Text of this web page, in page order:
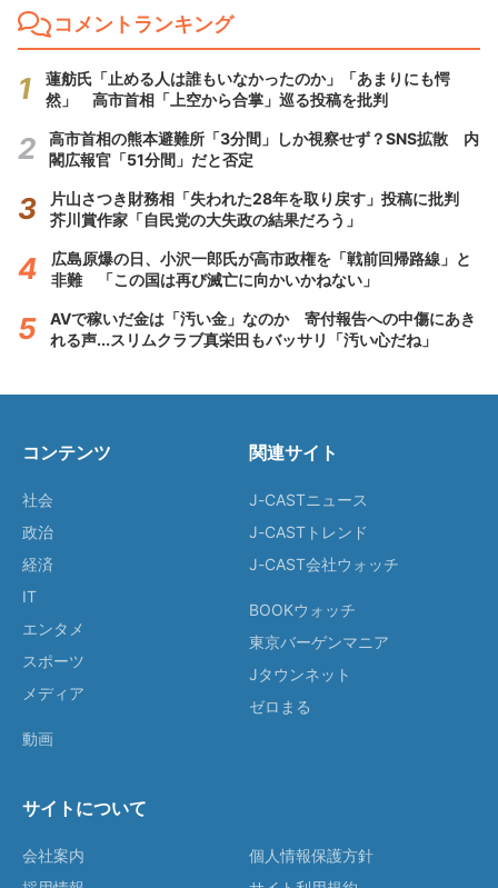
コメントランキング
蓮舫氏「止める人は誰もいなかったのか」「あまりにも愕
然」 高市首相「上空から合掌」巡る投稿を批判
高市首相の熊本避難所「3分間」しか視察せず？SNS拡散 内
閣広報官「51分間」だと否定
片山さつき財務相「失われた28年を取り戻す」投稿に批判
芥川賞作家「自民党の大失政の結果だろう」
広島原爆の日、小沢一郎氏が高市政権を「戦前回帰路線」と
非難 「この国は再び滅亡に向かいかねない」
AVで稼いだ金は「汚い金」なのか 寄付報告への中傷にあき
れる声...スリムクラブ真栄田もバッサリ「汚い心だね」
コンテンツ
社会
政治
経済
IT
エンタメ
スポーツ
メディア
動画
関連サイト
J-CASTニュース
J-CASTトレンド
J-CAST会社ウォッチ
BOOKウォッチ
東京バーゲンマニア
Jタウンネット
ゼロまる
サイトについて
会社案内
個人情報保護方針